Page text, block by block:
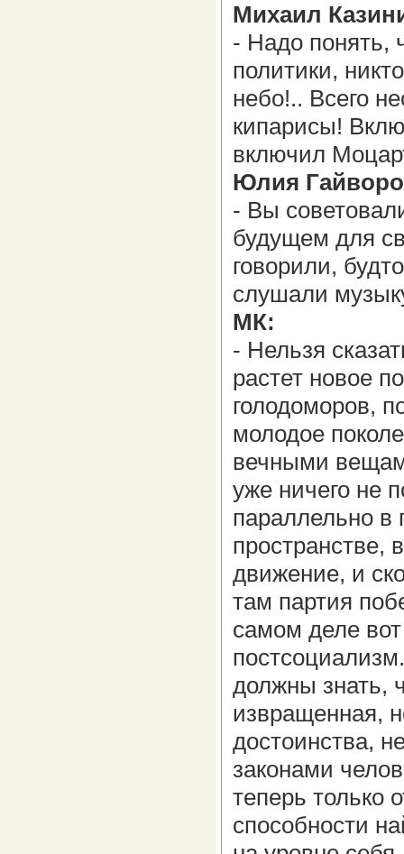
Михаил
- Надо понять,
политики,
небо!.. Всего
кипарисы!
включил
Юлия
- Вы
будущем для
говорили,
слушали
МК:
- Нельзя
растет новое
голодоморов,
молодое
вечными
уже ничего не
параллельно в
пространстве,
движение, и
там партия
самом деле вот
должны знать,
извращенная,
достоинства,
законами
теперь только
способности